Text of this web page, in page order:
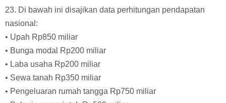
£15.085.714,29
E. total neraca pembayaran dalam valuta asing adalah
defisit £1.202.972,75
23. Di bawah ini disajikan data perhitungan pendapatan
nasional:
• Upah Rp850 miliar